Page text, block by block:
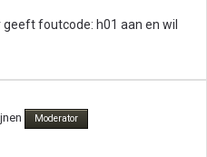
foutcode: h01 aan en wil
Moderator